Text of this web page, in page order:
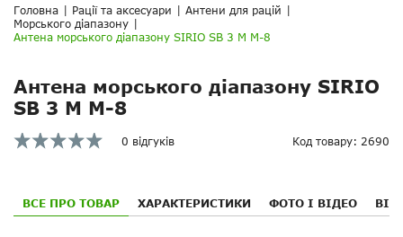
Статті
Контакти
Головна Рації та аксесуари Антени для рацій
Морського діапазону
Антена морського діапазону SIRIO SB 3 M M-8
Антена морського діапазону SIRIO
SB 3 M M-8
0 відгуків Код товару: 2690
ВСЕ ПРО ТОВАР ХАРАКТЕРИСТИКИ ФОТО І ВІДЕО